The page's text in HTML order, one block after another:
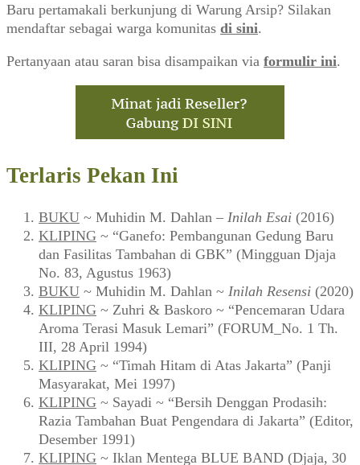
Baru pertamakali berkunjung di Warung Arsip? Silakan
mendaftar sebagai warga komunitas di sini.
Pertanyaan atau saran bisa disampaikan via formulir ini.
Terlaris Pekan Ini
BUKU ~ Muhidin M. Dahlan – Inilah Esai (2016)
KLIPING ~ “Ganefo: Pembangunan Gedung Baru
dan Fasilitas Tambahan di GBK” (Mingguan Djaja
No. 83, Agustus 1963)
BUKU ~ Muhidin M. Dahlan ~ Inilah Resensi (2020)
KLIPING ~ Zuhri & Baskoro ~ “Pencemaran Udara
Aroma Terasi Masuk Lemari” (FORUM_No. 1 Th.
III, 28 April 1994)
KLIPING ~ “Timah Hitam di Atas Jakarta” (Panji
Masyarakat, Mei 1997)
KLIPING ~ Sayadi ~ “Bersih Denggan Prodasih:
Razia Tambahan Buat Pengendara di Jakarta” (Editor,
Desember 1991)
KLIPING ~ Iklan Mentega BLUE BAND (Djaja, 30